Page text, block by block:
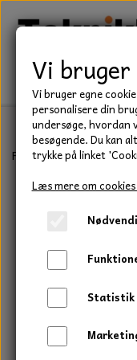
UNIVERSALE
Forside Befæstelse
Vi bruger
Vi bruger egne
personalisere din
undersøge, hvordan
besøgende. Du kan
trykke på linket
Læs mere om
Statistik